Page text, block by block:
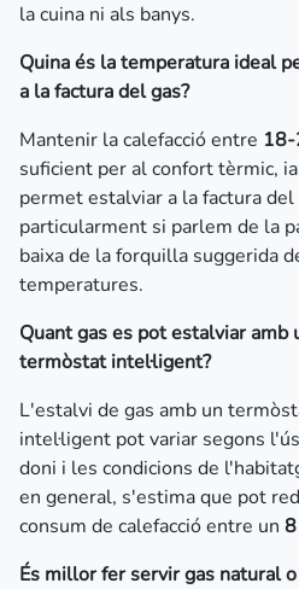
la cuina ni als banys.
Quina és la temperatura ideal
a la factura del gas?
Mantenir la calefacció entre 18-
suficient per al confort tèrmic,
permet estalviar a la factura del
particularment si parlem de la
baixa de la forquilla suggerida
temperatures.
Quant gas es pot estalviar amb
termòstat intel·ligent?
L'estalvi de gas amb un
intel·ligent pot variar segons
doni i les condicions de
en general, s'estima que pot
consum de calefacció entre un 8
És millor fer servir gas natural o